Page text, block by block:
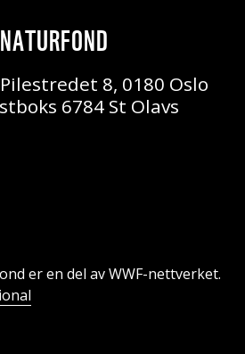
8, 0180 Oslo
6784 St Olavs
er en del av WWF-nettverket.